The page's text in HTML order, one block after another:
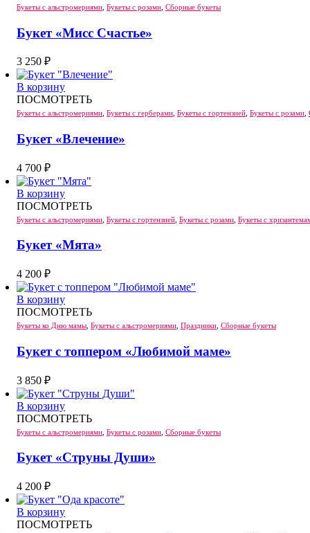
Букеты с альстромериями Букеты с розами Сборные букеты
Букет «Мисс Счастье»
3 250 ₽
В корзину
ПОСМОТРЕТЬ
Букеты с альстромериями Букеты с герберами Букеты с гортензией Букеты с розами
Букет «Влечение»
4 700 ₽
В корзину
ПОСМОТРЕТЬ
Букеты с альстромериями Букеты с гортензией Букеты с розами Букеты с
Букет «Мята»
4 200 ₽
В корзину
ПОСМОТРЕТЬ
Букеты ко Дню мамы Букеты с альстромериями Праздники Сборные букеты
Букет с топпером «Любимой маме»
3 850 ₽
В корзину
ПОСМОТРЕТЬ
Букеты с альстромериями Букеты с розами Сборные букеты
Букет «Струны Души»
4 200 ₽
В корзину
ПОСМОТРЕТЬ